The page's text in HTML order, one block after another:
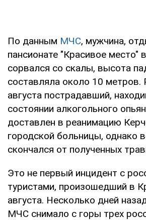
По данным МЧС, мужчина,
пансионате "Красивое место"
сорвался со скалы, высота
составляла около 10 метров.
августа пострадавший,
состоянии алкогольного
доставлен в реанимацию
городской больницы, однако
скончался от полученных
Это не первый инцидент с
туристами, произошедший в
августа. Несколько дней
МЧС снимало с горы трех